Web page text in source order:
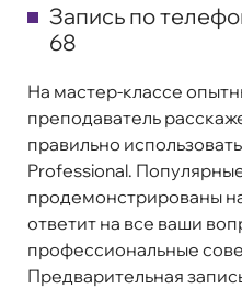
Запись по
68
На мастер-классе
преподаватель
правильно
Professional.
продемонстрированы
ответит на все ваши
профессиональные
Предварительная